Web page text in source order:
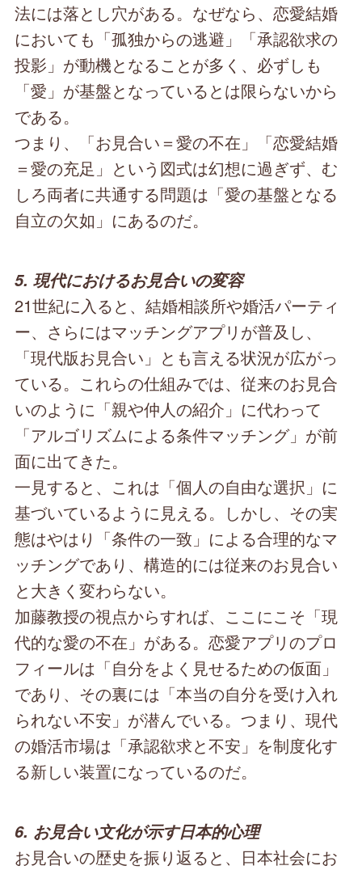
法には落とし穴がある。なぜなら、恋愛結婚
においても「孤独からの逃避」「承認欲求の
投影」が動機となることが多く、必ずしも
「愛」が基盤となっているとは限らないから
である。
つまり、「お見合い＝愛の不在」「恋愛結婚
＝愛の充足」という図式は幻想に過ぎず、む
しろ両者に共通する問題は「愛の基盤となる
自立の欠如」にあるのだ。
5. 現代におけるお見合いの変容
21世紀に入ると、結婚相談所や婚活パーティ
ー、さらにはマッチングアプリが普及し、
「現代版お見合い」とも言える状況が広がっ
ている。これらの仕組みでは、従来のお見合
いのように「親や仲人の紹介」に代わって
「アルゴリズムによる条件マッチング」が前
面に出てきた。
一見すると、これは「個人の自由な選択」に
基づいているように見える。しかし、その実
態はやはり「条件の一致」による合理的なマ
ッチングであり、構造的には従来のお見合い
と大きく変わらない。
加藤教授の視点からすれば、ここにこそ「現
代的な愛の不在」がある。恋愛アプリのプロ
フィールは「自分をよく見せるための仮面」
であり、その裏には「本当の自分を受け入れ
られない不安」が潜んでいる。つまり、現代
の婚活市場は「承認欲求と不安」を制度化す
る新しい装置になっているのだ。
6. お見合い文化が示す日本的心理
お見合いの歴史を振り返ると、日本社会にお